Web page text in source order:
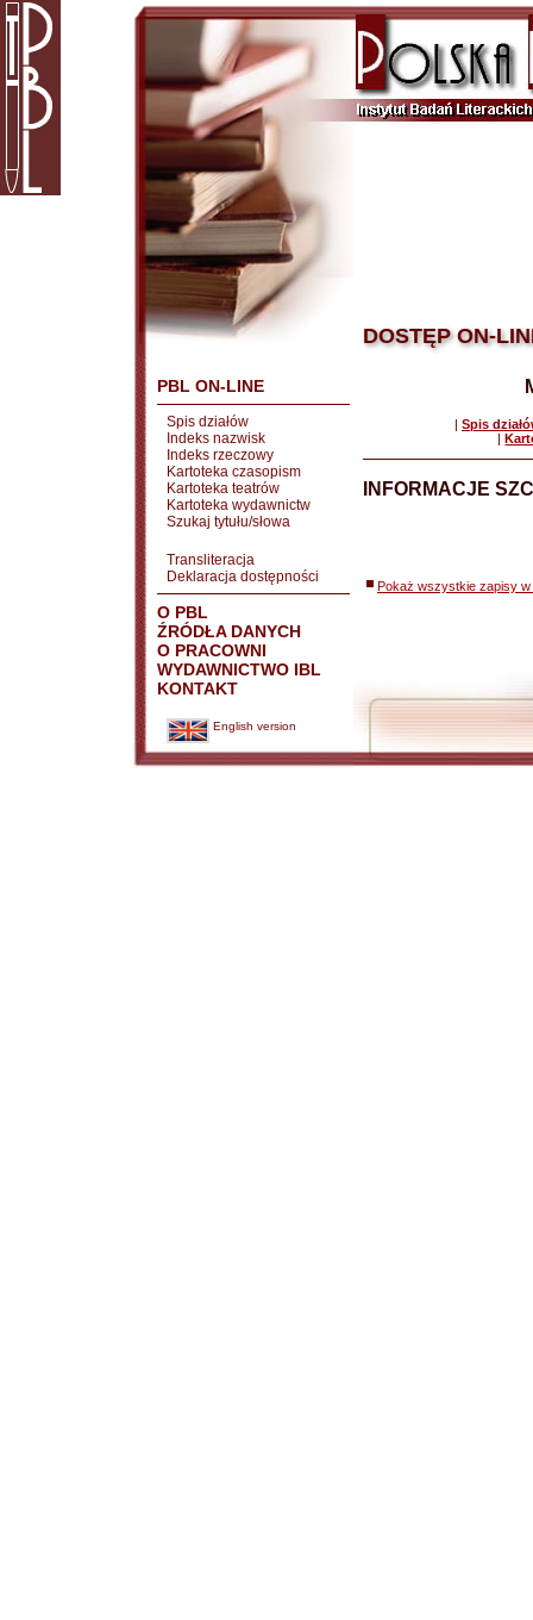
PBL ON-LINE
Spis działów
Indeks nazwisk
Indeks rzeczowy
Kartoteka czasopism
Kartoteka teatrów
Kartoteka wydawnictw
Szukaj tytułu/słowa
Transliteracja
Deklaracja dostępności
O PBL
ŹRÓDŁA DANYCH
O PRACOWNI
WYDAWNICTWO IBL
KONTAKT
English version
DOSTĘP ON-
| Spis
|
INFORMACJE
Pokaż wszystkie zapisy